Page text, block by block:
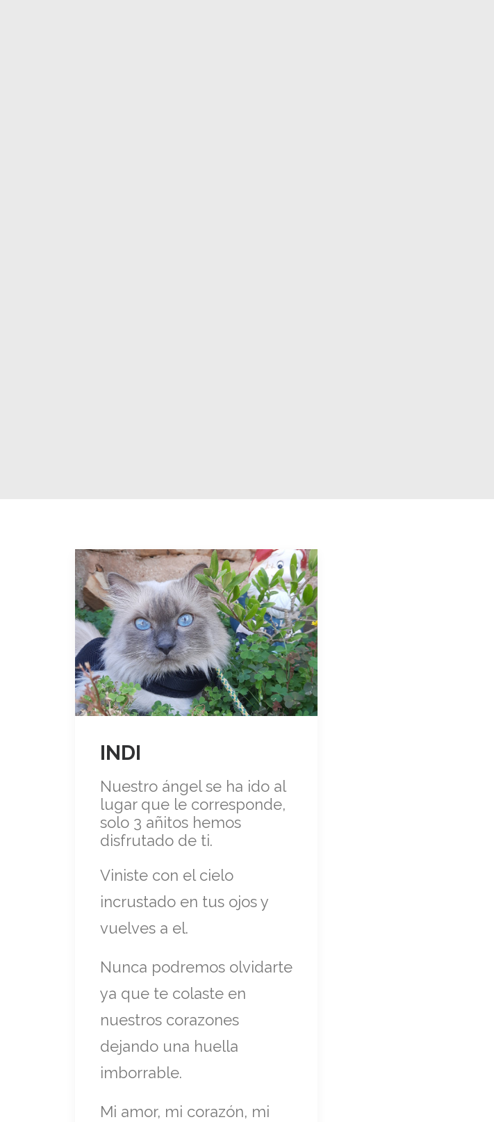
INDI
Nuestro ángel se ha ido al
lugar que le corresponde,
solo 3 añitos hemos
disfrutado de ti.
Viniste con el cielo
incrustado en tus ojos y
vuelves a el.
Nunca podremos olvidarte
ya que te colaste en
nuestros corazones
dejando una huella
imborrable.
Mi amor, mi corazón, mi